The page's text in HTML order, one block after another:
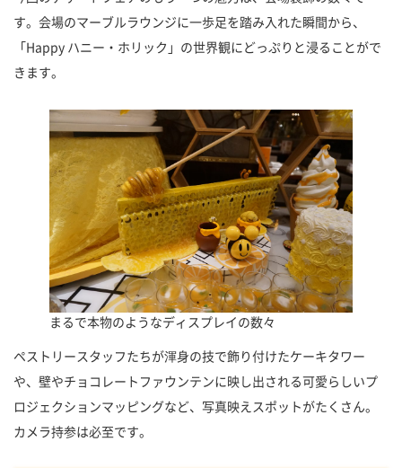
す。会場のマーブルラウンジに一歩足を踏み入れた瞬間から、
「Happy ハニー・ホリック」の世界観にどっぷりと浸ることがで
きます。
まるで本物のようなディスプレイの数々
ペストリースタッフたちが渾身の技で飾り付けたケーキタワー
や、壁やチョコレートファウンテンに映し出される可愛らしいプ
ロジェクションマッピングなど、写真映えスポットがたくさん。
カメラ持参は必至です。